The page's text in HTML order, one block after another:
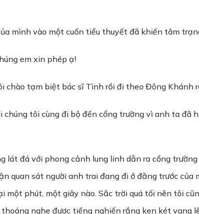
mình vào một cuốn tiểu thuyết đã khiến tâm
em xin phép ạ!
chào tạm biệt bác sĩ Tình rồi đi theo Đông Khánh
chúng tôi cùng đi bộ đến cổng trường vì anh ta
lát đá với phong cảnh lung linh dẫn ra cổng
quan sát người anh trai đang đi ở đằng trước
một phút, một giây nào. Sắc trời quá tối nên tôi
nghe được tiếng nghiến rắng ken két vang